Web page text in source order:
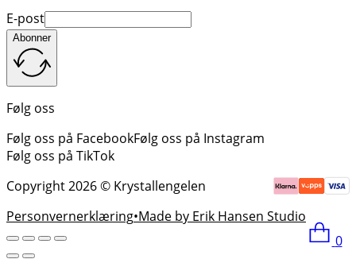
E-post
Abonner
Følg oss
Følg oss på FacebookFølg oss på Instagram
Følg oss på TikTok
Copyright 2026 © Krystallengelen
Personvernerklæring Made by Erik Hansen Studio
0